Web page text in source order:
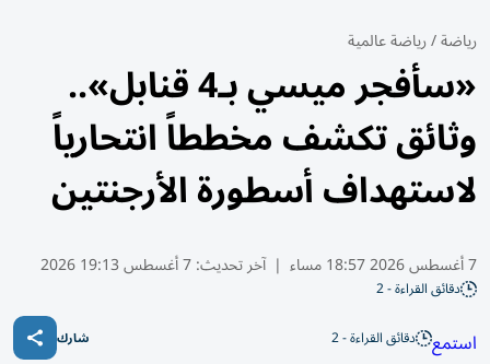
رياضة/رياضة عالمية
«سأفجر ميسي بـ4 قنابل»..
وثائق تكشف مخططاً انتحارياً
لاستهداف أسطورة الأرجنتين
7 أغسطس 2026 18:57 مساء | آخر تحديث:7 أغسطس 19:13 2026
دقائق القراءة - 2
استمع دقائق القراءة - 2 شارك